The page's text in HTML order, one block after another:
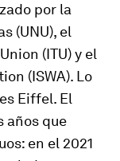
por la
(UNU), el
(ITU) y el
(ISWA). Lo
Eiffel. El
años que
en el 2021